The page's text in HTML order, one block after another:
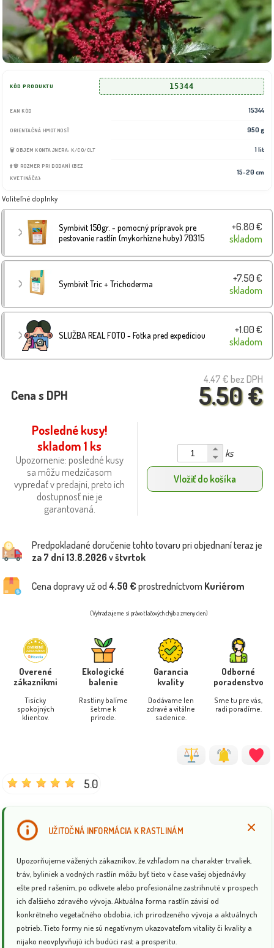
KÓD PRODUKTU 15344
EAN KÓD 15344
ORIENTAČNÁ HMOTNOSŤ 950 g
🗑️ OBJEM KONTAJNERA: K/CO/CLT 1 lit
⬆️🌸 ROZMER PRI DODANÍ (BEZ
KVETINÁČA):
15-20 cm
Voliteľné doplnky
Symbivit 150gr. - pomocný prípravok pre
pestovanie rastlín (mykorhízne huby) 70315
+6.80 €
skladom
Symbivit Tric + Trichoderma
+7.50 €
skladom
SLUŽBA REAL FOTO - Fotka pred expedíciou
+1.00 €
skladom
4.47 € bez DPH
5.50 €
Cena s DPH
Posledné kusy!
skladom 1 ks
Upozornenie: posledné kusy
sa môžu medzičasom
vypredať v predajni, preto ich
dostupnosť nie je
garantovaná.
ks
Vložiť do košíka
Predpokladané doručenie tohto tovaru pri objednaní teraz je
za 7 dní13.8.2026 vštvrtok
Cena dopravy už od 4.50 € prostredníctvom Kuriérom
(Vyhradzujeme si právo tlačových chýb a zmeny cien)
Overené
zákazníkmi
Tisícky
spokojných
klientov.
Ekologické
balenie
Rastliny balíme
šetrne k
prírode.
Garancia
kvality
Dodávame len
zdravé a vitálne
sadenice.
Odborné
poradenstvo
Sme tu pre vás,
radi poradíme.
5.0
UŽITOČNÁ INFORMÁCIA K RASTLINÁM
Upozorňujeme vážených zákazníkov, že vzhľadom na charakter trvaliek,
tráv, byliniek a vodných rastlín môžu byť tieto v čase vašej objednávky
ešte pred rašením, po odkvete alebo profesionálne zastrihnuté v prospech
ich ďalšieho zdravého vývoja. Aktuálna forma rastlín závisí od
konkrétneho vegetačného obdobia, ich prirodzeného vývoja a aktuálnych
potrieb. Tieto formy nie sú negatívnym ukazovateľom vitality či kvality a
nijako neovplyvňujú ich budúci rast a prosperitu.